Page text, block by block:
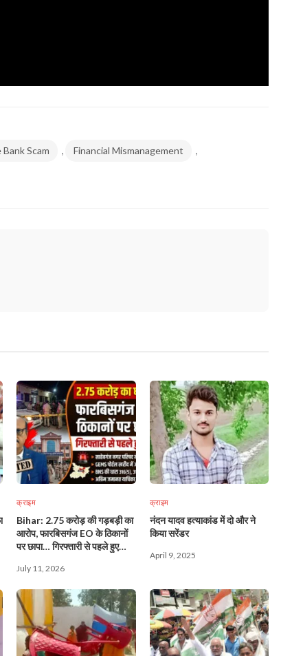
Scam , Financial Mismanagement ,
क्राइम
Bihar: 2.75 करोड़ की गड़बड़ी का
आरोप, फारबिसगंज EO के ठिकानों
पर छापा… गिरफ्तारी से पहले हुए
July 11, 2026
क्राइम
नंदन यादव हत्याकांड में दो और ने
किया सरेंडर
April 9, 2025